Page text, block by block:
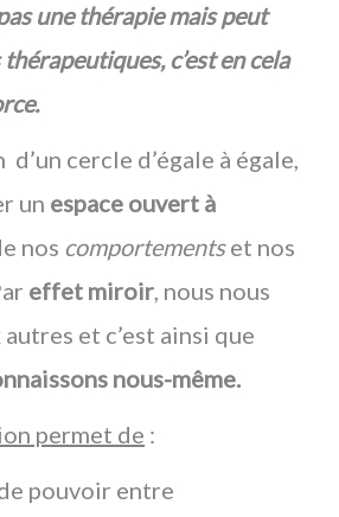
une thérapie mais peut
c’est en cela
cercle d’égale à égale,
un espace ouvert à
nos comportementset nos
effet miroir, nous nous
autres et c’est ainsi que
nous-même.
permet de :
pouvoir entre